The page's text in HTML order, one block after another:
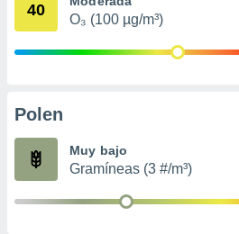
publicidad
de
40
O₃ (100 µg/m³)
Polen
Muy bajo
Gramíneas (3 #/m³)